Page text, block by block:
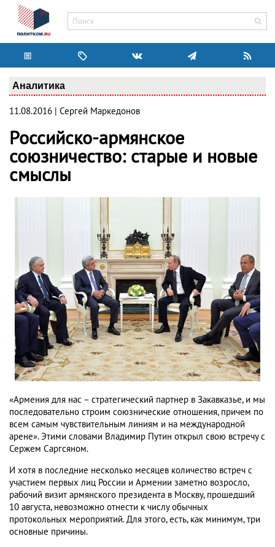
Аналитика
11.08.2016 | Сергей Маркедонов
Российско-армянское
союзничество: старые и новые
смыслы
«Армения для нас – стратегический партнер в Закавказье, и мы
последовательно строим союзнические отношения, причем по
всем самым чувствительным линиям и на международной
арене». Этими словами Владимир Путин открыл свою встречу с
Сержем Саргсяном.
И хотя в последние несколько месяцев количество встреч с
участием первых лиц России и Армении заметно возросло,
рабочий визит армянского президента в Москву, прошедший
10 августа, невозможно отнести к числу обычных
протокольных мероприятий. Для этого, есть, как минимум, три
основные причины.